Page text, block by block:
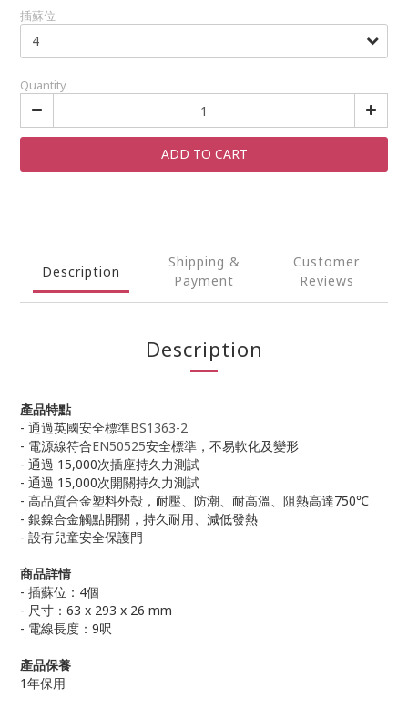
插蘇位
Quantity
ADD TO CART
Description
Shipping &
Payment
Customer
Reviews
Description
產品特點
- 通過英國安全標準BS1363-2
- 電源線符合EN50525安全標準，不易軟化及變形
- 通過 15,000次插座持久力測試
- 通過 15,000次開關持久力測試
- 高品質合金塑料外殼，耐壓、防潮、耐高溫、阻熱高達750℃
- 銀鎳合金觸點開關，持久耐用、減低發熱
- 設有兒童安全保護門
商品詳情
- 插蘇位：4個
- 尺寸：63 x 293 x 26 mm
- 電線長度：9呎
產品保養
1年保用